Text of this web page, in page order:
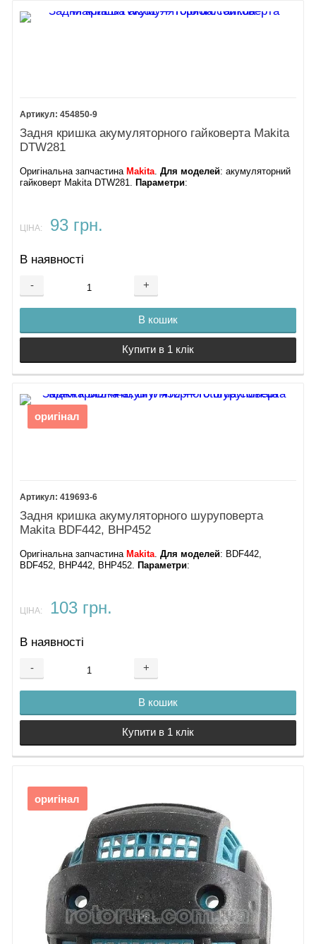
454850-9
Задня кришка акумуляторного гайковерта Makita
DTW281
Оригінальна запчастина Makita.Для моделей: акумуляторний
гайковерт Makita DTW281. Параметри:
ЦІНА: 93 грн.
В наявності
- +
В кошик
Купити в 1 клік
оригінал
419693-6
Задня кришка акумуляторного шуруповерта
Makita BDF442, BHP452
Оригінальна запчастина Makita .Для моделей: BDF442,
BDF452, BHP442, BHP452.
Параметри:
ЦІНА: 103 грн.
В наявності
- +
В кошик
Купити в 1 клік
оригінал